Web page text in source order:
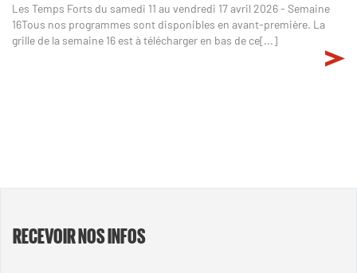
Les Temps Forts du samedi 11 au vendredi 17 avril 2026 - Semaine
16Tous nos programmes sont disponibles en avant-première. La
grille de la semaine 16 est à télécharger en bas de ce[...]
RECEVOIR NOS INFOS